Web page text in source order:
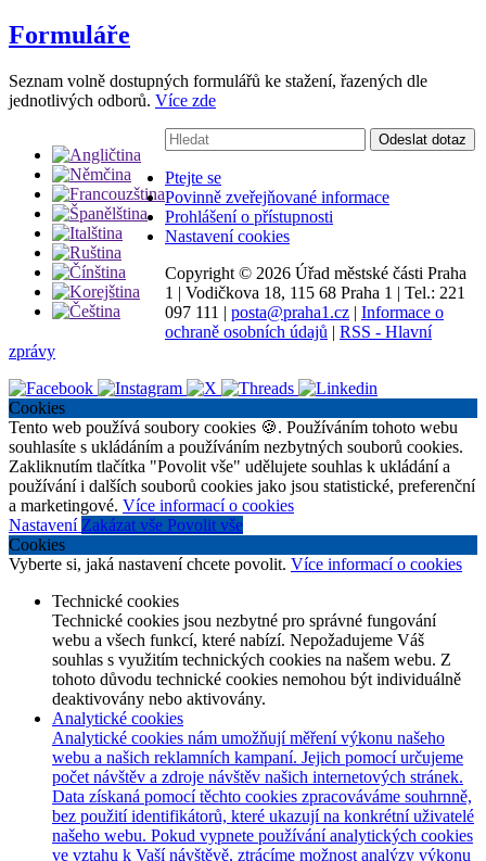
Formuláře
Seznam volně dostupných formulářů ke stažení, řazených dle
jednotlivých odborů. Více zde
Vyhledávání:
Odeslat dotaz
Ptejte se
Povinně zveřejňované informace
Prohlášení o přístupnosti
Nastavení cookies
Copyright © 2026 Úřad městské části Praha
1 | Vodičkova 18, 115 68 Praha 1 | Tel.: 221
097 111 | posta@praha1.cz | Informace o
ochraně osobních údajů | RSS - Hlavní
zprávy
Cookies
Tento web používá soubory cookies 🍪. Používáním tohoto webu
souhlasíte s ukládáním a používáním nezbytných souborů cookies.
Zakliknutím tlačítka "Povolit vše" udělujete souhlas k ukládání a
používání i dalších souborů cookies jako jsou statistické, preferenční
a marketingové. Více informací o cookies
Nastavení Zakázat vše Povolit vše
Cookies
Vyberte si, jaká nastavení chcete povolit. Více informací o cookies
Technické cookies
Technické cookies jsou nezbytné pro správné fungování
webu a všech funkcí, které nabízí. Nepožadujeme Váš
souhlas s využitím technických cookies na našem webu. Z
tohoto důvodu technické cookies nemohou být individuálně
deaktivovány nebo aktivovány.
Analytické cookies
Analytické cookies nám umožňují měření výkonu našeho
webu a našich reklamních kampaní. Jejich pomocí určujeme
počet návštěv a zdroje návštěv našich internetových stránek.
Data získaná pomocí těchto cookies zpracováváme souhrnně,
bez použití identifikátorů, které ukazují na konkrétní uživatelé
našeho webu. Pokud vypnete používání analytických cookies
ve vztahu k Vaší návštěvě, ztrácíme možnost analýzy výkonu